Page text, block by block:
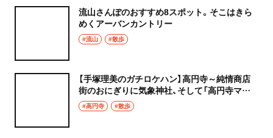
流山さんぽのおすすめ8スポット。そこはきら
めくアーバンカントリー
#流山 #散歩
【手塚理美のガチロケハン】高円寺～純情商店
街のおにぎりに気象神社、そして「高円寺マシ
タ」へ！
#高円寺 #散歩